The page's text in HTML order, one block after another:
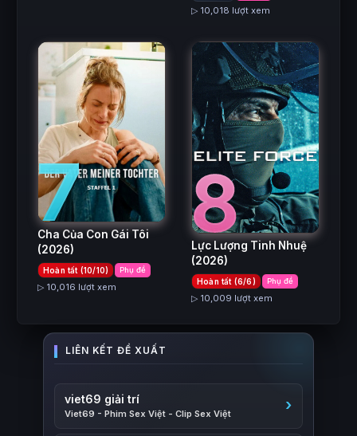
▷ 10,018 lượt xem
7
Cha Của Con Gái Tôi
(2026)
Hoàn tất (10/10) Phụ đề
▷ 10,016 lượt xem
8
Lực Lượng Tinh Nhuệ
(2026)
Hoàn tất (6/6) Phụ đề
▷ 10,009 lượt xem
viet69 giải trí
Viet69 - Phim Sex Việt - Clip Sex Việt